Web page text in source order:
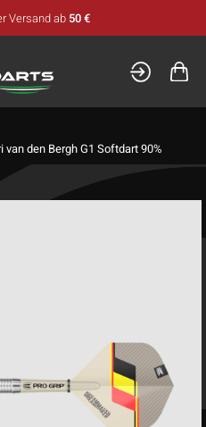
Versand ab 50 €
van den Bergh G1 Softdart 90%